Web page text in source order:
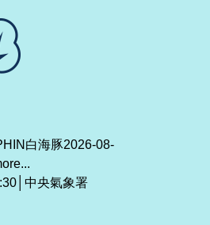
白海豚2026-08-
中央氣象署